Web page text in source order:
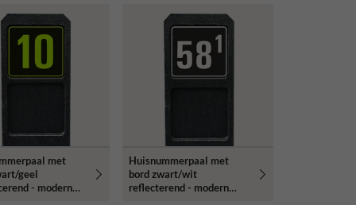
met
geel
- modern
Huisnummerpaal met
bord zwart/wit
reflecterend - modern